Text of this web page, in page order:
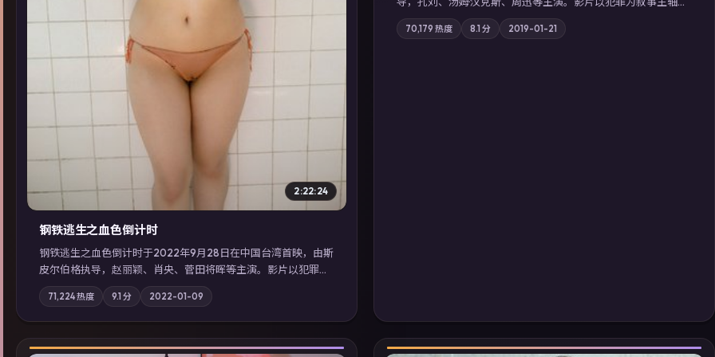
2:22:24
钢铁逃生之血色倒计时
钢铁逃生之血色倒计时于2022年9月28日在中国台湾首映，由斯
皮尔伯格执导，赵丽颖、肖央、菅田将晖等主演。影片以犯罪为
叙事主轴，失踪人口档案牵出跨国灰色产业链；摄影与配乐强化
地域气质；站内亦可通过「国产免费观看高清电视剧在线看」延
展检索同类型高分佳作，畅享高清在线追剧体验。
71,224热度 9.1 分 2022-01-09
边境小镇的平静被一封匿名信彻底打破；摄影与配乐强化地域气
质；站内亦可通过「国产免费观看高清电视剧在线看」延展检索
70,179 热度 8.1 分 2019-01-21